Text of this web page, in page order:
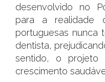
desenvolvido no
para a realidade
portuguesas nunca
dentista,
sentido, o projeto
crescimento